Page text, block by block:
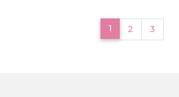
1(current)
2 3